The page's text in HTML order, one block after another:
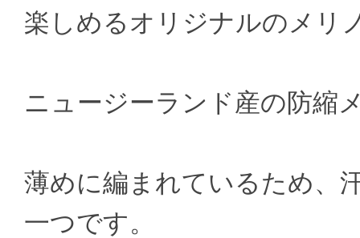
楽しめるオリジナルのメリ
ニュージーランド産の防縮
薄めに編まれているため、
一つです。